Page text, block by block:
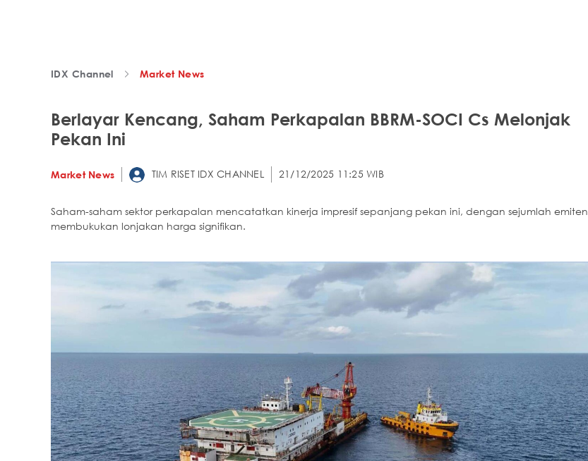
IDX Channel Market News
Berlayar Kencang, Saham Perkapalan BBRM-SOCI Cs Melonjak
Pekan Ini
Market News TIM RISET IDX CHANNEL 21/12/2025 11:25 WIB
Saham-saham sektor perkapalan mencatatkan kinerja impresif sepanjang pekan ini, dengan sejumlah emiten
membukukan lonjakan harga signifikan.